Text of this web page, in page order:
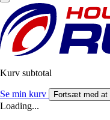
Kurv subtotal
Se min kurv Fortsæt med at
Loading...